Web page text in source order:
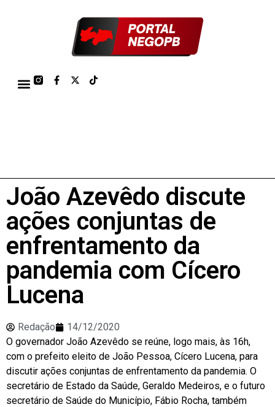
João Azevêdo discute
ações conjuntas de
enfrentamento da
pandemia com Cícero
Lucena
Redação
14/12/2020
O governador João Azevêdo se reúne, logo mais, às 16h,
com o prefeito eleito de João Pessoa, Cícero Lucena, para
discutir ações conjuntas de enfrentamento da pandemia. O
secretário de Estado da Saúde, Geraldo Medeiros, e o futuro
secretário de Saúde do Município, Fábio Rocha, também